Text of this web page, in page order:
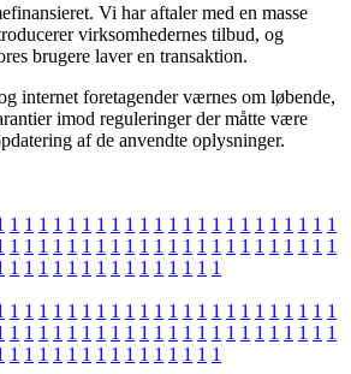
Vi har aftaler med en masse
virksomhedernes tilbud, og
brugere laver en transaktion.
internet foretagender værnes om løbende,
imod reguleringer der måtte være
af de anvendte oplysninger.
1 1 1 1 1 1 1 1 1 1 1 1 1 1 1 1 1 1 1 1 1 1 1
1 1 1 1 1 1 1 1 1 1 1 1 1 1 1 1 1 1 1 1 1 1 1
1 1 1 1 1 1 1 1 1 1 1 1 1 1 1
1 1 1 1 1 1 1 1 1 1 1 1 1 1 1 1 1 1 1 1 1 1 1
1 1 1 1 1 1 1 1 1 1 1 1 1 1 1 1 1 1 1 1 1 1 1
1 1 1 1 1 1 1 1 1 1 1 1 1 1 1